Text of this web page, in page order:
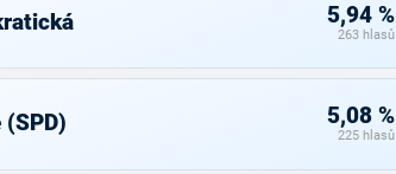
5,94 %
263 hlasů
5,08 %
225 hlasů